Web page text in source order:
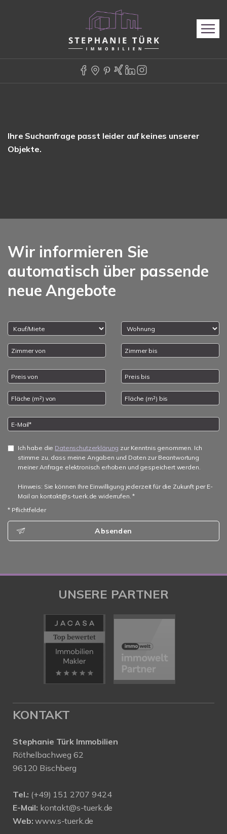
Ihre Suchanfrage passt leider auf keines unserer
Objekte.
Wir informieren Sie
automatisch über passende
neue Angebote
Ich habe die Datenschutzerklärung zur Kenntnis genommen. Ich
stimme zu, dass meine Angaben und Daten zur Beantwortung
meiner Anfrage elektronisch erhoben und gespeichert werden.
Hinweis: Sie können Ihre Einwilligung jederzeit für die Zukunft per E-
Mail an kontakt@s-tuerk.de widerrufen. *
* Pflichtfelder
Absenden
UNSERE PARTNER
KONTAKT
Stephanie Türk Immobilien
Röthelbachweg 62
96120 Bischberg
Tel.: (+49) 151 2707 9424
E-Mail: kontakt@s-tuerk.de
Web: www.s-tuerk.de